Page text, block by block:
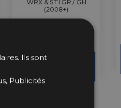
WRX & STI GR / GH
(2008+)
Ajouter au
Ils sont
Publicités